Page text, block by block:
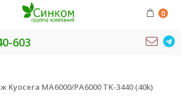
0
603
MA6000/PA6000 TK-3440 (40k)